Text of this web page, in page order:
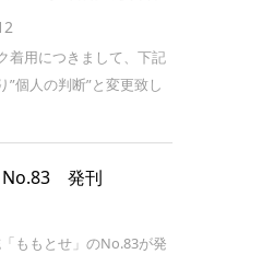
着用につきまして、下記
個人の判断”と変更致し
No.83 発刊
ももとせ」のNo.83が発